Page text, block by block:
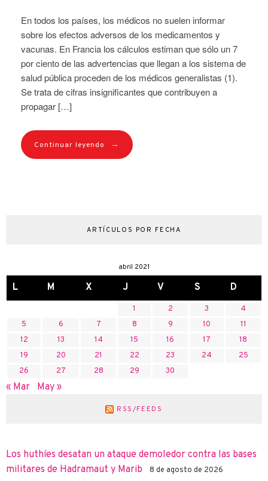
En todos los países, los médicos no suelen informar
sobre los efectos adversos de los medicamentos y
vacunas. En Francia los cálculos estiman que sólo un 7
por ciento de las advertencias que llegan a los sistema de
salud pública proceden de los médicos generalistas (1).
Se trata de cifras insignificantes que contribuyen a
propagar […]
Continuar leyendo →
ARTÍCULOS POR FECHA
abril 2021
L M X J V S D
1 2 3
4
5
6 7 8 9 10
11
12
13 14 15 16 17
18
19
20 21 22 23 24
25
26
27 28 29 30
« Mar May »
RSS/FEEDS
Los huthíes desatan un ataque demoledor contra las bases
militares de Hadramaut y Marib
8 de agosto de 2026